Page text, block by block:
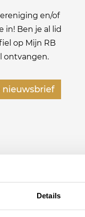
Details
en/of
in! Ben je al lid
op Mijn RB
ontvangen.
nieuwsbrief